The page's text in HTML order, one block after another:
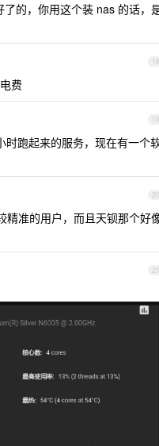
的，你用这个装 nas 的话，
18
费
19
跑起来的服务，现在有一个
20
精准的用户，而且天钡那个好
21